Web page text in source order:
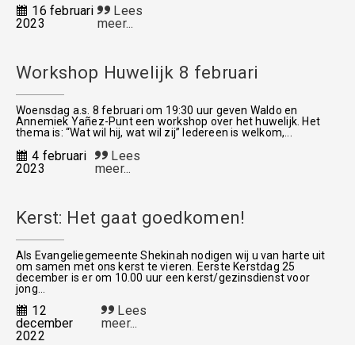
16 februari
2023
Lees
meer...
Workshop Huwelijk 8 februari
Woensdag a.s. 8 februari om 19:30 uur geven Waldo en
Annemiek Yañez-Punt een workshop over het huwelijk. Het
thema is: “Wat wil hij, wat wil zij” Iedereen is welkom,...
4 februari
2023
Lees
meer...
Kerst: Het gaat goedkomen!
Als Evangeliegemeente Shekinah nodigen wij u van harte uit
om samen met ons kerst te vieren. Eerste Kerstdag 25
december is er om 10.00 uur een kerst/gezinsdienst voor
jong...
12
december
2022
Lees
meer...